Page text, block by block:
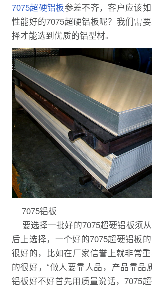
7075超硬铝板参差不齐，客户应该如
性能好的7075超硬铝板呢？我们需
择才能选到优质的铝型材。
7075铝板
要选择一批好的7075超硬铝板须
后上选择，一个好的7075超硬铝板
很好的，比如在厂家信誉上就非常
的很好，“做人要靠人品，产品靠品
铝板好不好首先用质量说话，7075